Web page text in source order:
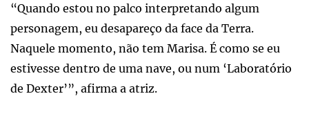
“Quando estou no palco interpretando algum
personagem, eu desapareço da face da Terra.
Naquele momento, não tem Marisa. É como se eu
estivesse dentro de uma nave, ou num ‘Laboratório
de Dexter’”, afirma a atriz.